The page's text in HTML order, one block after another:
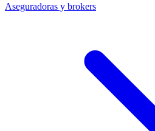
Aseguradoras y brokers